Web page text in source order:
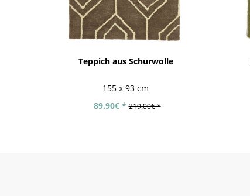
Teppich aus Schurwolle
155 x 93 cm
89.90€ * 219.00€ *